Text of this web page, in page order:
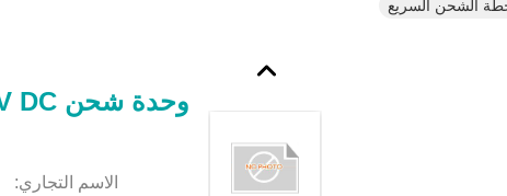
وحدة شحن 20kW EV DC لمحطة الشحن السريع
الاسم التجاري: